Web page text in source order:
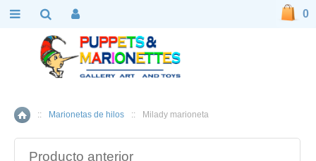
Inicio
:: Marionetas de hilos :: Milady marioneta
Producto anterior
0